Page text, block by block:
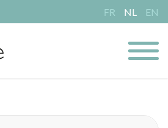
FR NL EN